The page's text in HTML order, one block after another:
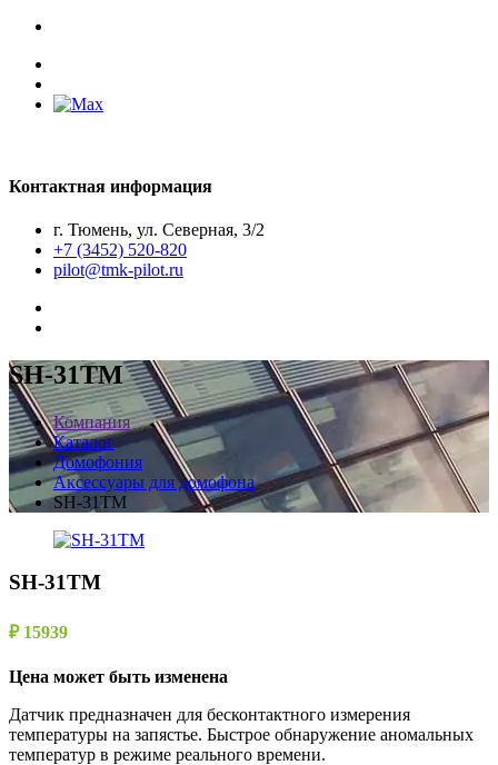
Контактная информация
г. Тюмень, ул. Северная, 3/2
+7 (3452) 520-820
pilot@tmk-pilot.ru
SH-31TM
Компания
Каталог
Домофония
Аксессуары для домофона
SH-31TM
SH-31TM
₽ 15939
Цена может быть изменена
Датчик предназначен для бесконтактного измерения
температуры на запястье. Быстрое обнаружение аномальных
температур в режиме реального времени.